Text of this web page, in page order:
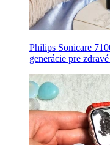
Philips Sonicare
generácie pre